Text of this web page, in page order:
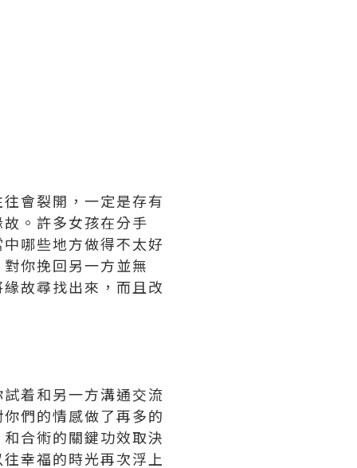
會裂開，一定是存有
。許多女孩在分手
哪些地方做得不太好
你挽回另一方並無
故尋找出來，而且改
着和另一方溝通交流
們的情感做了再多的
合術的關鍵功效取決
幸福的時光再次浮上